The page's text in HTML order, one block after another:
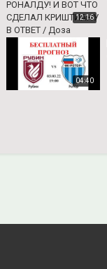
12:16
04:40